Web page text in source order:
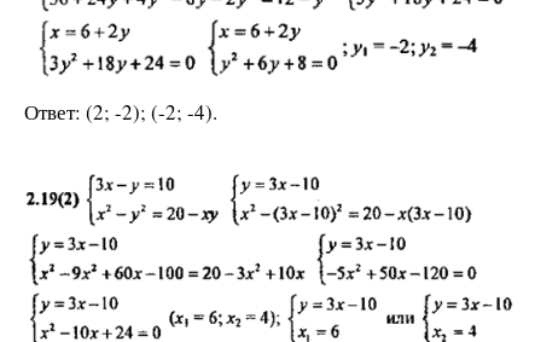
Ответ: (2; -2); (-2; -4).